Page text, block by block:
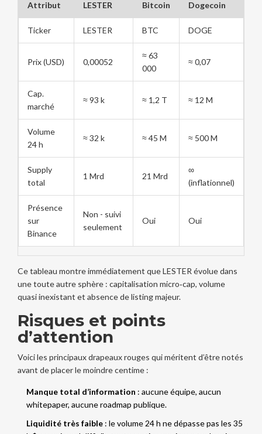
Attribut LESTER Bitcoin Dogecoin
Ticker LESTER BTC DOGE
Prix (USD) 0,00052
≈ 63
000
≈ 0,07
Cap.
marché
≈ 93 k ≈ 1,2 T ≈ 12 M
Volume
24 h
≈ 32 k ≈ 45 M ≈ 500 M
Supply
total
1 Mrd 21 Mrd
∞
(inflationnel)
Présence
sur
Binance
Non - suivi
seulement
Oui Oui
Ce tableau montre immédiatement que LESTER évolue dans
une toute autre sphère : capitalisation micro‑cap, volume
quasi inexistant et absence de listing majeur.
Risques et points
d’attention
Voici les principaux drapeaux rouges qui méritent d’être notés
avant de placer le moindre centime :
Manque total d’information : aucune équipe, aucun
whitepaper, aucune roadmap publique.
Liquidité très faible: le volume 24 h ne dépasse pas les 35